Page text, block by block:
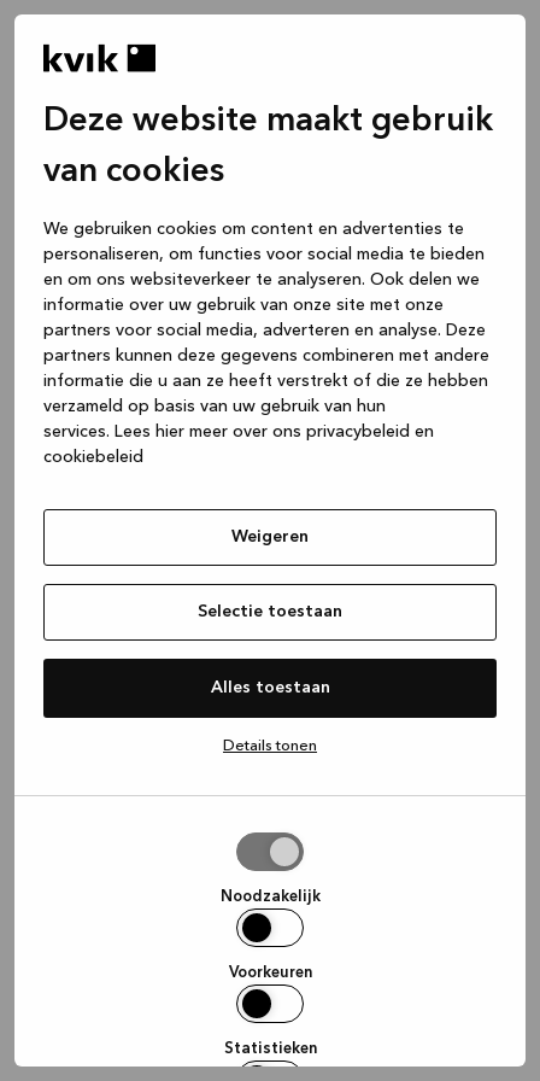
Deze website maakt gebruik
van cookies
We gebruiken cookies om content en advertenties te
personaliseren, om functies voor social media te bieden
en om ons websiteverkeer te analyseren. Ook delen we
informatie over uw gebruik van onze site met onze
partners voor social media, adverteren en analyse. Deze
partners kunnen deze gegevens combineren met andere
informatie die u aan ze heeft verstrekt of die ze hebben
verzameld op basis van uw gebruik van hun
services. Lees hier meer over ons privacybeleid en
cookiebeleid
Weigeren
Selectie toestaan
Alles toestaan
Details tonen
Noodzakelijk
Voorkeuren
Statistieken
(see the browser console for more
information).